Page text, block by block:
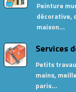
Peinture
décorative,
maison…
Services
Petits
mains,
paris…